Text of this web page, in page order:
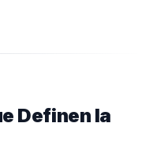
Definen la